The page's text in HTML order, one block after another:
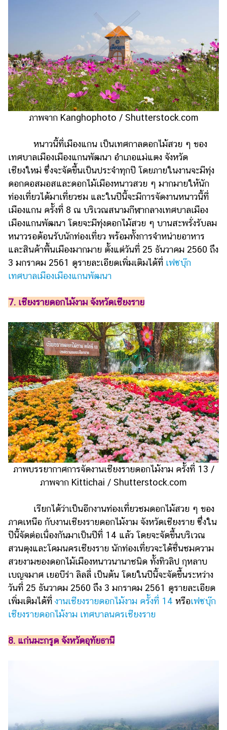
ภาพจาก Kanghophoto / Shutterstock.com
หนาวนี้ที่เมืองแกน เป็นเทศกาลดอกไม้สวย ๆ ของ
เทศบาลเมืองเมืองแกนพัฒนา อำเภอแม่แตง จังหวัด
เชียงใหม่ ซึ่งจะจัดขึ้นเป็นประจำทุกปี โดยภายในงานจะมีทุ่ง
ดอกคอสมอสและดอกไม้เมืองหนาวสวย ๆ มากมายให้นัก
ท่องเที่ยวได้มาเที่ยวชม และในปีนี้จะมีการจัดงานหนาวนี้ที่
เมืองแกน ครั้งที่ 8 ณ บริเวณสนามกีฬากลางเทศบาลเมือง
เมืองแกนพัฒนา โดยจะมีทุ่งดอกไม้สวย ๆ บานสะพรั่งรับลม
หนาวรอต้อนรับนักท่องเที่ยว พร้อมทั้งการจำหน่ายอาหาร
และสินค้าพื้นเมืองมากมาย ตั้งแต่วันที่ 25 ธันวาคม 2560 ถึง
3 มกราคม 2561 ดูรายละเอียดเพิ่มเติมได้ที่ เฟซบุ๊ก
เทศบาลเมืองเมืองแกนพัฒนา
7. เชียงรายดอกไม้งาม จังหวัดเชียงราย
ภาพบรรยากาศการจัดงานเชียงรายดอกไม้งาม ครั้งที่ 13 /
ภาพจาก Kittichai / Shutterstock.com
เรียกได้ว่าเป็นอีกงานท่องเที่ยวชมดอกไม้สวย ๆ ของ
ภาคเหนือ กับงานเชียงรายดอกไม้งาม จังหวัดเชียงราย ซึ่งใน
ปีนี้จัดต่อเนื่องกันมาเป็นปีที่ 14 แล้ว โดยจะจัดขึ้นบริเวณ
สวนตุงและโคมนครเชียงราย นักท่องเที่ยวจะได้ชื่นชมความ
สวยงามของดอกไม้เมืองหนาวนานาชนิด ทั้งทิวลิป กุหลาบ
เบญจมาศ เยอบีร่า ลิลลี่ เป็นต้น โดยในปีนี้จะจัดขึ้นระหว่าง
วันที่ 25 ธันวาคม 2560 ถึง 3 มกราคม 2561 ดูรายละเอียด
เพิ่มเติมได้ที่ งานเชียงรายดอกไม้งาม ครั้งที่ 14 หรือเฟซบุ๊ก
เชียงรายดอกไม้งาม เทศบาลนครเชียงราย
8. แก่นมะกรูด จังหวัดอุทัยธานี